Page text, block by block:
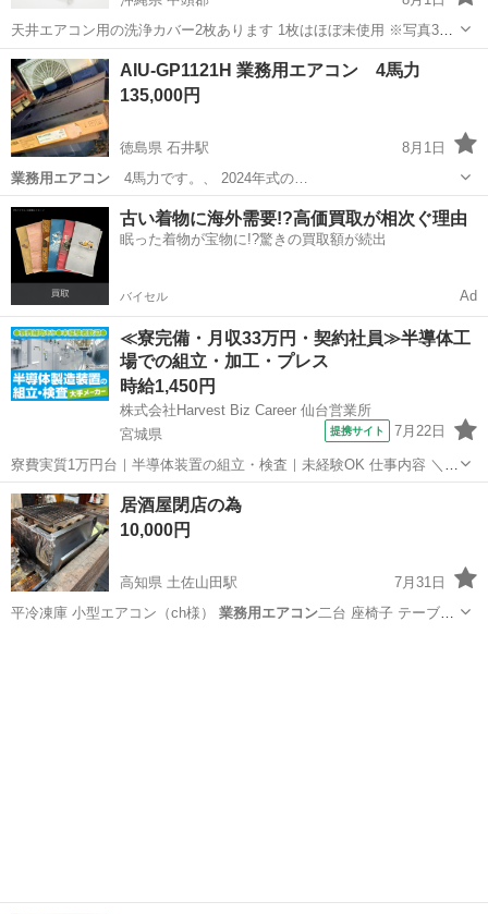
天井エアコン用の洗浄カバー2枚あります 1枚はほぼ未使用 ※写真3枚
目は使い方です フックが１個分しかなく、１個は絡まってダメになっ
たので代用品です ※写真5枚目 受け渡しは宜野湾市我如古でお願いし
ます
沖縄 中頭郡
AIU-GP1121H 業務用エアコン 4馬力
135,000円
徳島県 石井駅
8月1日
業務用エアコン
4馬力です。、 2024年式の…
徳島 名西郡 石井駅 季節、空調家電
古い着物に海外需要!?高価買取が相次ぐ理由
眠った着物が宝物に!?驚きの買取額が続出
バイセル Ad
≪寮完備・月収33万円・契約社員≫半導体工
場での組立・加工・プレス
時給1,450円
株式会社Harvest Biz Career 仙台営業所
宮城県
提携サイト 7月22日
寮費実質1万円台｜半導体装置の組立・検査｜未経験OK 仕事内容 ＼半
導体製造装置の組立・検査スタッフ／ 大手メーカー工場内で、半導体
をつくるための装置を組み立てる仕事です。 タブレットや図面を確認
しながら、ドライバ...
宮城 その他
居酒屋閉店の為
10,000円
高知県 土佐山田駅
7月31日
平冷凍庫 小型エアコン（ch様） 業務用エアコン二台 座椅子 テーブル